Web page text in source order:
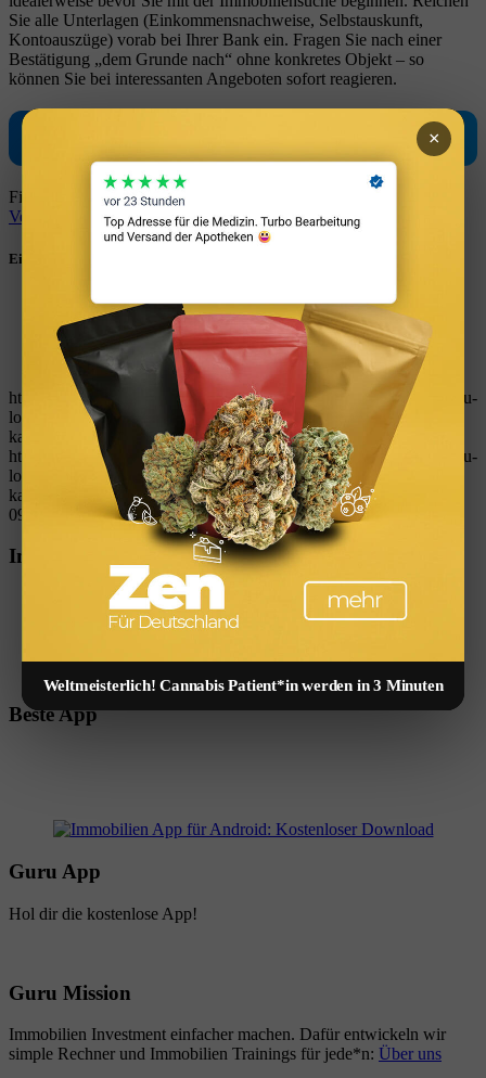
Sie alle Unterlagen (Einkommensnachweise, Selbstauskunft,
Kontoauszüge) vorab bei Ihrer Bank ein. Fragen Sie nach einer
Bestätigung „dem Grunde nach“ ohne konkretes Objekt – so
können Sie bei interessanten Angeboten sofort reagieren.
Finden Sie die optimale Finanzierung mit dem
Vergleich
Eintrag teilen
Teilen auf WhatsApp
Teilen auf LinkedIn
Teilen auf Reddit
Per E-Mail teilen
https://immobilienguru.one/wp-content/uploads/2023/03/ImmoGuru-
logo-immobilien-finanzen-tools-rechner-kostenlos-vermoegen-
kapitalanlage-geld-verdienen.svg 0 0 W_kinski
https://immobilienguru.one/wp-content/uploads/2023/03/ImmoGuru-
logo-immobilien-finanzen-tools-rechner-kostenlos-vermoegen-
kapitalanlage-geld-verdienen.svg W_kinski2026-02-13
09:44:19
2026-02-13 09:44:19Finanzierungsbestätigung
Immobilien App
Beste App
Guru App
Hol dir die kostenlose App!
Guru Mission
Immobilien Investment einfacher machen. Dafür entwickeln wir
simple Rechner und Immobilien Trainings für jede*n: Über uns
Weltmeisterlich! Cannabis Patient*in werden in 3 Minuten
×